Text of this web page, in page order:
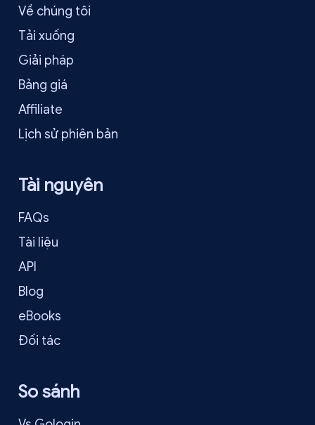
Về chúng tôi
Tải xuống
Giải pháp
Bảng giá
Affiliate
Lịch sử phiên bản
Tài nguyên
FAQs
Tài liệu
API
Blog
eBooks
Đối tác
So sánh